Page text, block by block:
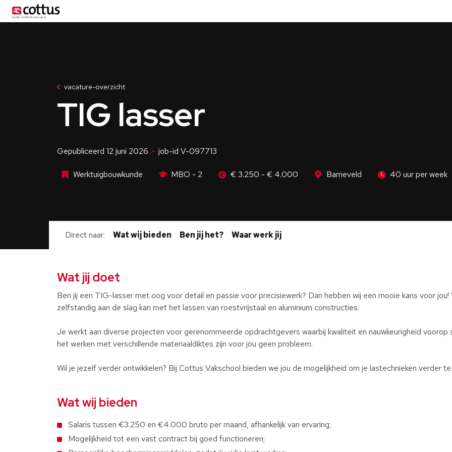
vacature-overzicht
TIG lasser
Gepubliceerd 12 juni 2026 job-id V-097713
Werktuigbouwkunde MBO - 2 € 3.250 - € 4.000 Barneveld 40 uur per week
Direct naar Wat wij bieden Ben jij het? Waar werk jij
Wat jij doet
Ben jij een TIG-lasser met oog voor detail en passie voor precisiewerk? Dan hebben wij een mooie kans voor
zelfstandig aan de slag kan met het lassen van roestvrijstaal en aluminium constructies.
Je werkt aan diverse projecten voor gerenommeerde opdrachtgevers waarbij kwaliteit en nauwkeurigheid
het werken met verschillende materiaaldiktes zijn voor jou geen probleem.
Wil je jezelf verder ontwikkelen? Bij Cottus Vakschool bieden we jou de mogelijkheid om je lastechnieken verder
Wat wij bieden
Salaris tussen €3.250 en €4.000 bruto per maand, afhankelijk van ervaring;
Mogelijkheid tot een vast contract bij goed functioneren;